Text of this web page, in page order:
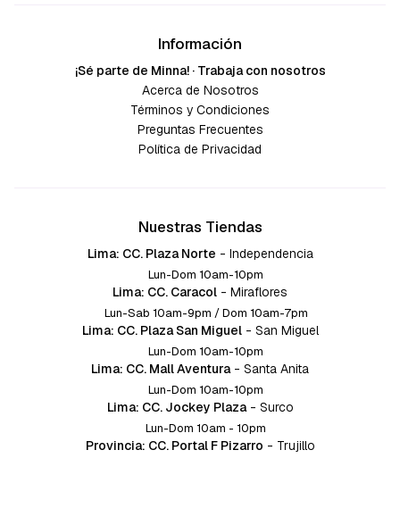
Información
¡Sé parte de Minna! · Trabaja con nosotros
Acerca de Nosotros
Términos y Condiciones
Preguntas Frecuentes
Política de Privacidad
Nuestras Tiendas
Lima: CC. Plaza Norte - Independencia
Lun-Dom 10am-10pm
Lima: CC. Caracol - Miraflores
Lun-Sab 10am-9pm / Dom 10am-7pm
Lima: CC. Plaza San Miguel - San Miguel
Lun-Dom 10am-10pm
Lima: CC. Mall Aventura - Santa Anita
Lun-Dom 10am-10pm
Lima: CC. Jockey Plaza - Surco
Lun-Dom 10am - 10pm
Provincia: CC. Portal F Pizarro - Trujillo